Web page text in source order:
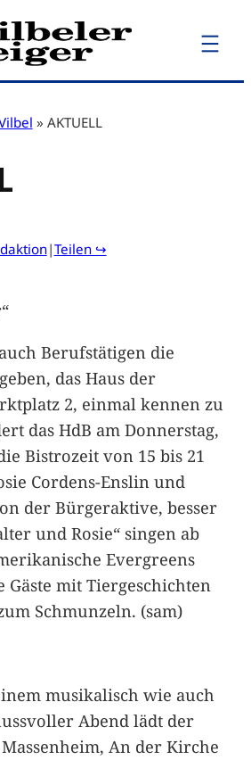
» AKTUELL
|Teilen ↪
Berufstätigen die
das Haus der
2, einmal kennen zu
das HdB am Donnerstag,
Bistrozeit von 15 bis 21
Cordens-Enslin und
der Bürgeraktive, besser
und Rosie“ singen ab
Evergreens
mit Tiergeschichten
Schmunzeln. (sam)
musikalisch wie auch
Abend lädt der
An der Kirche